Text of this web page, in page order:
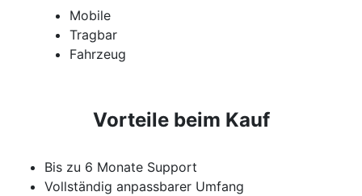
Mobile
Tragbar
Fahrzeug
Vorteile beim Kauf
Bis zu 6 Monate Support
Vollständig anpassbarer Umfang